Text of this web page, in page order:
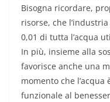
Bisogna ricordare,
risorse, che
0,01 di tutta l’acqua
In più, insieme alla
favorisce anche una
momento che
funzionale al